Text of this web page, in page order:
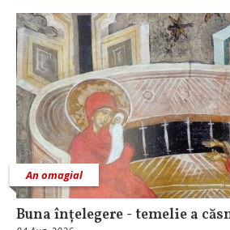
An omagial
Buna înțelegere - temelie a